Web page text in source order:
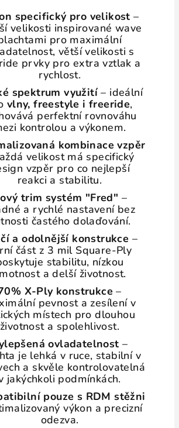
specifický pro velikost –
velikosti inspirované wave
pro maximální
větší velikosti s
prvky pro extra vztlak a
rychlost.
spektrum využití – ideální
vlny, freestyle i freeride,
perfektní rovnováhu
kontrolou a výkonem.
kombinace vzpěr
velikost má specifický
vzpěr pro co nejlepší
reakci a stabilitu.
trim systém "Fred" –
a rychlé nastavení bez
častého dolaďování.
a odolnější konstrukce –
část z 3 mil Square-Ply
stabilitu, nízkou
a delší životnost.
X-Ply konstrukce –
pevnost a zesílení v
místech pro dlouhou
životnost a spolehlivost.
ovladatelnost –
je lehká v ruce, stabilní v
a skvěle kontrolovatelná
jakýchkoli podmínkách.
pouze s RDM stěžni
výkon a precizní
odezva.